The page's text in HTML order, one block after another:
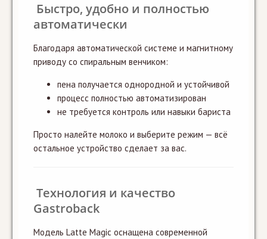
Быстро, удобно и полностью
автоматически
Благодаря автоматической системе и магнитному
приводу со спиральным венчиком:
пена получается однородной и устойчивой
процесс полностью автоматизирован
не требуется контроль или навыки бариста
Просто налейте молоко и выберите режим — всё
остальное устройство сделает за вас.
Технология и качество
Gastroback
Модель Latte Magic оснащена современной